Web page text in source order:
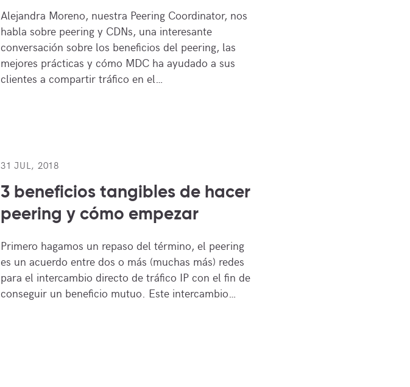
Alejandra Moreno, nuestra Peering Coordinator, nos
habla sobre peering y CDNs, una interesante
conversación sobre los beneficios del peering, las
mejores prácticas y cómo MDC ha ayudado a sus
clientes a compartir tráfico en el…
31 JUL, 2018
3 beneficios tangibles de hacer
peering y cómo empezar
Primero hagamos un repaso del término, el peering
es un acuerdo entre dos o más (muchas más) redes
para el intercambio directo de tráfico IP con el fin de
conseguir un beneficio mutuo. Este intercambio…